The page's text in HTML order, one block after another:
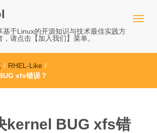
基于Linux的开源知识与技术最佳实践方
请点击【加入我们】菜单。
/ RHEL-Like /
xfs错误？
kernel BUG xfs错